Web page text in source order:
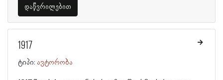
დაწვრილებით
1917
ტიპი: ავტორობა